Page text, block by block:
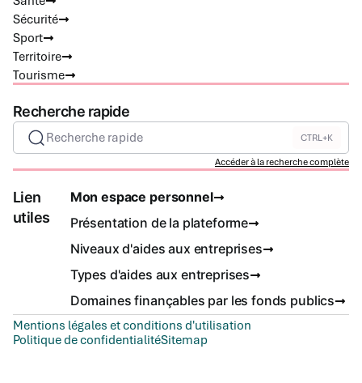
Sécurité
Sport
Territoire
Tourisme
Recherche rapide
Recherche rapide CTRL+K
Accéder à la recherche complète
Lien
utiles
Mon espace personnel
Présentation de la plateforme
Niveaux d'aides aux entreprises
Types d'aides aux entreprises
Domaines finançables par les fonds publics
Mentions légales et conditions d'utilisation
Politique de confidentialitéSitemap